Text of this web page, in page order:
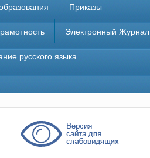
Приказы
Электронный Журнал
русского языка